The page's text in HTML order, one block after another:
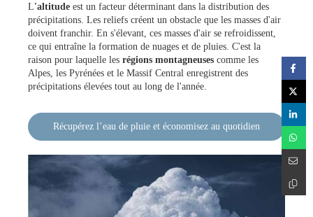
L'altitude est un facteur déterminant dans la distribution des
précipitations. Les reliefs créent un obstacle que les masses d'air
doivent franchir. En s'élevant, ces masses d'air se refroidissent,
ce qui entraîne la formation de nuages et de pluies. C'est la
raison pour laquelle les régions montagneuses comme les
Alpes, les Pyrénées et le Massif Central enregistrent des
précipitations élevées tout au long de l'année.
Récupérez l’eau de pluie et économisez au quotidien